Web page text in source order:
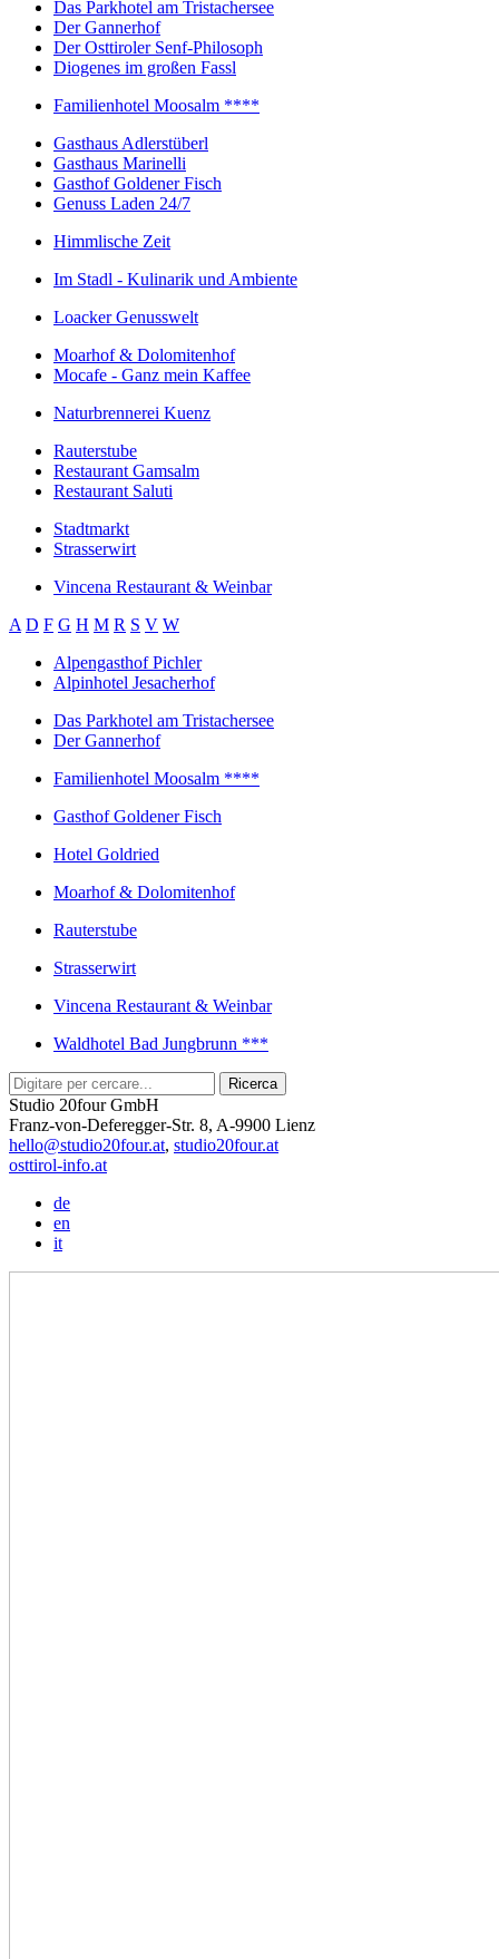
Das Parkhotel am Tristachersee
Der Gannerhof
Der Osttiroler Senf-Philosoph
Diogenes im großen Fassl
Familienhotel Moosalm ****
Gasthaus Adlerstüberl
Gasthaus Marinelli
Gasthof Goldener Fisch
Genuss Laden 24/7
Himmlische Zeit
Im Stadl - Kulinarik und Ambiente
Loacker Genusswelt
Moarhof & Dolomitenhof
Mocafe - Ganz mein Kaffee
Naturbrennerei Kuenz
Rauterstube
Restaurant Gamsalm
Restaurant Saluti
Stadtmarkt
Strasserwirt
Vincena Restaurant & Weinbar
A D F G H M R S V W
Alpengasthof Pichler
Alpinhotel Jesacherhof
Das Parkhotel am Tristachersee
Der Gannerhof
Familienhotel Moosalm ****
Gasthof Goldener Fisch
Hotel Goldried
Moarhof & Dolomitenhof
Rauterstube
Strasserwirt
Vincena Restaurant & Weinbar
Waldhotel Bad Jungbrunn ***
Studio 20four GmbH
Franz-von-Deferegger-Str. 8, A-9900 Lienz
hello@studio20four.at, studio20four.at
osttirol-info.at
de
en
it